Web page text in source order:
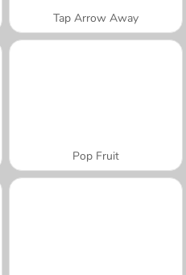
Tap Arrow Away
Pop Fruit